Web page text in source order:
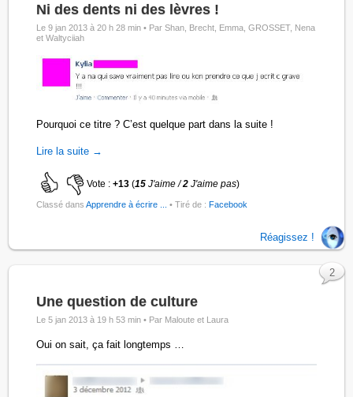
Ni des dents ni des lèvres !
Le 9 jan 2013 à 20 h 28 min • Par Shan, Brecht, Emma, GROSSET, Nena
et Waltyciiah
Pourquoi ce titre ? C’est quelque part dans la suite !
Lire la suite →
Vote :+13 (15J'aime /2 J'aime pas)
Classé dansApprendre à écrire ... • Tiré de :Facebook
Réagissez !
Une question de culture
Le 5 jan 2013 à 19 h 53 min • Par Maloute et Laura
Oui on sait, ça fait longtemps …
2